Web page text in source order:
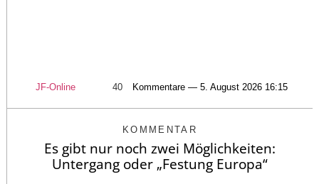
JF-Online 40 Kommentare — 5. August 2026 16:15
KOMMENTAR
Es gibt nur noch zwei Möglichkeiten:
Untergang oder „Festung Europa“